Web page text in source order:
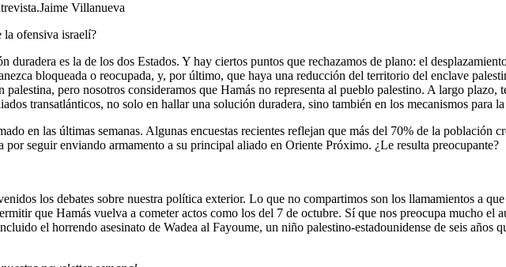
Jaime Villanueva
la ofensiva israelí?
es la de los dos Estados. Y hay ciertos puntos que rechazamos de plano: el
bloqueada o reocupada, y, por último, que haya una reducción del territorio del enclave
pero nosotros consideramos que Hamás no representa al pueblo palestino. A largo plazo,
transatlánticos, no solo en hallar una solución duradera, sino también en los mecanismos para
en las últimas semanas. Algunas encuestas recientes reflejan que más del 70% de la población
seguir enviando armamento a su principal aliado en Oriente Próximo. ¿Le resulta preocupante?
los debates sobre nuestra política exterior. Lo que no compartimos son los llamamientos a
que Hamás vuelva a cometer actos como los del 7 de octubre. Sí que nos preocupa mucho el
el horrendo asesinato de Wadea al Fayoume, un niño palestino-estadounidense de seis años